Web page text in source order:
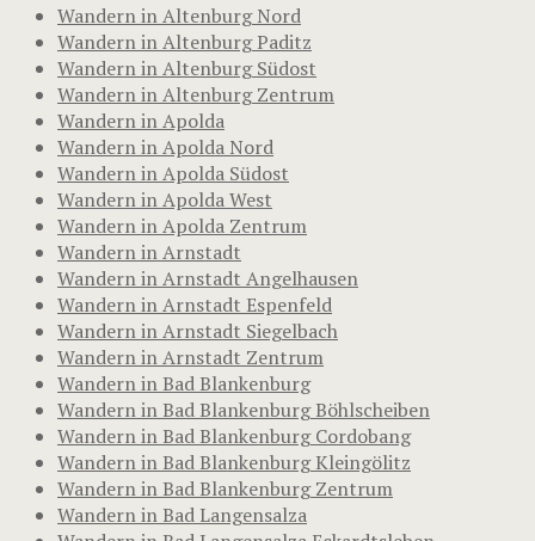
Wandern in Altenburg Nord
Wandern in Altenburg Paditz
Wandern in Altenburg Südost
Wandern in Altenburg Zentrum
Wandern in Apolda
Wandern in Apolda Nord
Wandern in Apolda Südost
Wandern in Apolda West
Wandern in Apolda Zentrum
Wandern in Arnstadt
Wandern in Arnstadt Angelhausen
Wandern in Arnstadt Espenfeld
Wandern in Arnstadt Siegelbach
Wandern in Arnstadt Zentrum
Wandern in Bad Blankenburg
Wandern in Bad Blankenburg Böhlscheiben
Wandern in Bad Blankenburg Cordobang
Wandern in Bad Blankenburg Kleingölitz
Wandern in Bad Blankenburg Zentrum
Wandern in Bad Langensalza